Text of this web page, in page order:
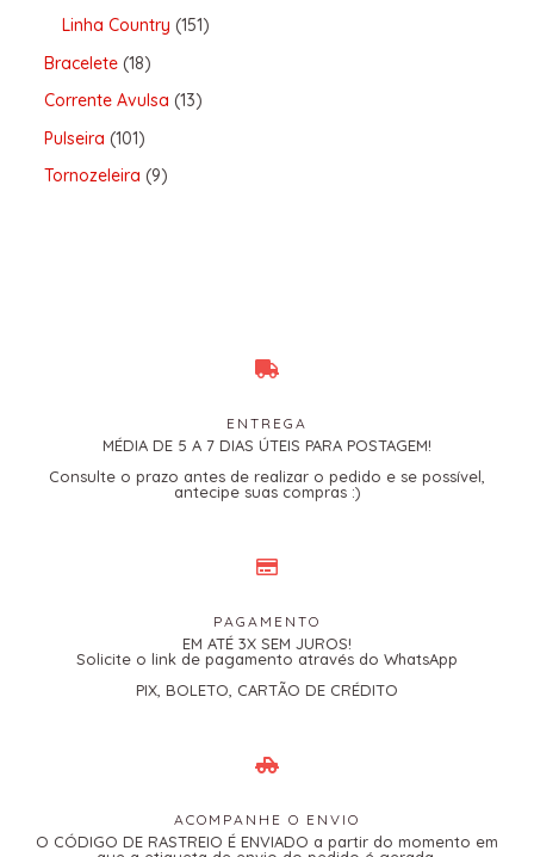
Linha Country 151
Bracelete 18
Corrente Avulsa 13
Pulseira 101
Tornozeleira 9
ENTREGA
MÉDIA DE 5 A 7 DIAS ÚTEIS PARA POSTAGEM!
Consulte o prazo antes de realizar o pedido e se possível,
antecipe suas compras :)
PAGAMENTO
EM ATÉ 3X SEM JUROS!
Solicite o link de pagamento através do WhatsApp
PIX, BOLETO, CARTÃO DE CRÉDITO
ACOMPANHE O ENVIO
O CÓDIGO DE RASTREIO É ENVIADO a partir do momento em